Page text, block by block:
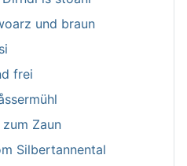
und braun
frei
Zaun
Silbertannental